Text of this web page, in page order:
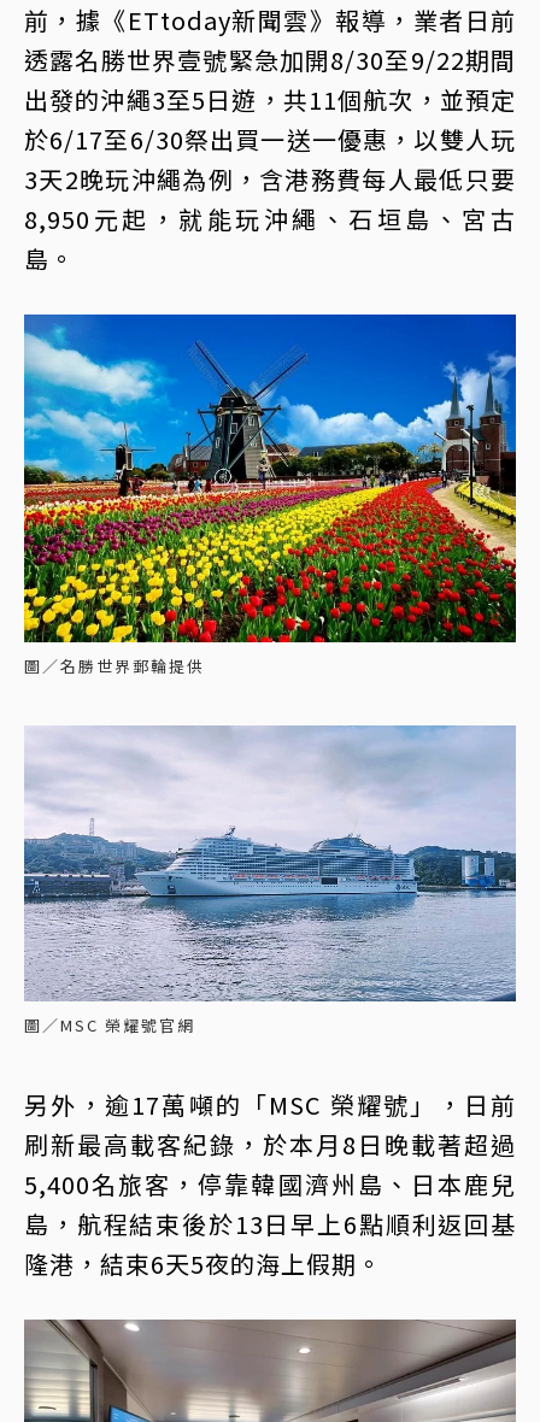
前，據《ETtoday新聞雲》報導，業者日前
透露名勝世界壹號緊急加開8/30至9/22期間
出發的沖繩3至5日遊，共11個航次，並預定
於6/17至6/30祭出買一送一優惠，以雙人玩
3天2晚玩沖繩為例，含港務費每人最低只要
8,950元起，就能玩沖繩、石垣島、宮古
島。
圖／名勝世界郵輪提供
圖／MSC 榮耀號官網
另外，逾17萬噸的「MSC 榮耀號」，日前
刷新最高載客紀錄，於本月8日晚載著超過
5,400名旅客，停靠韓國濟州島、日本鹿兒
島，航程結束後於13日早上6點順利返回基
隆港，結束6天5夜的海上假期。